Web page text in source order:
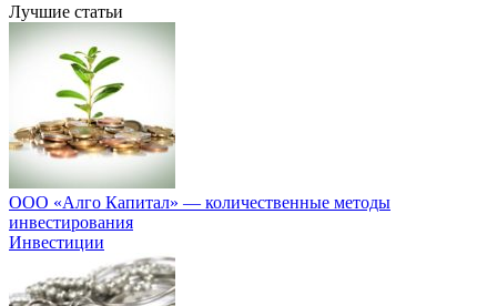
Лучшие статьи
ООО «Алго Капитал» — количественные методы
инвестирования
Инвестиции